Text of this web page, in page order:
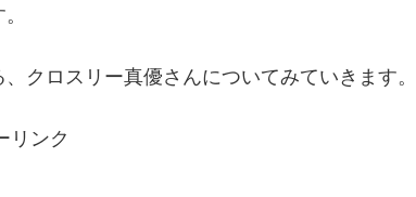
クロスリー真優さんについてみていきます。
リンク